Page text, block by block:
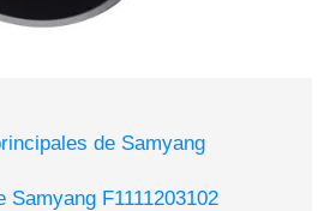
de Samyang
F1111203102